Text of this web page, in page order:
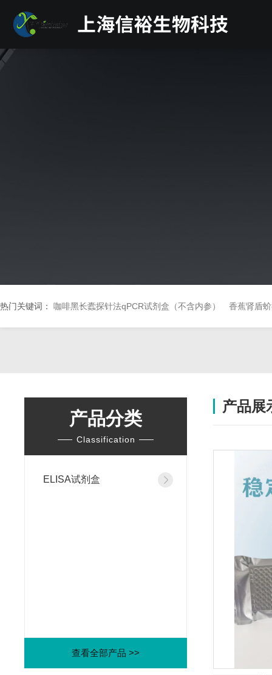
热门关键词： 咖啡黑长蠹探针法qPCR试剂盒（不含内参） 香蕉肾盾
产品分类
Classification
ELISA试剂盒
查看全部产品 >>
产品展